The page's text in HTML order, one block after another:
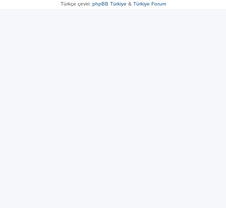
Türkçe çeviri: phpBB Türkiye & Türkiye Forum